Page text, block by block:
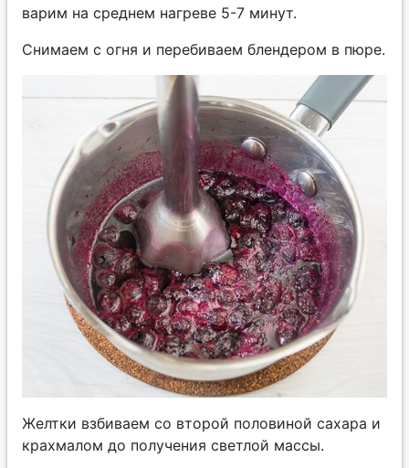
варим на среднем нагреве 5-7 минут.
Снимаем с огня и перебиваем блендером в пюре.
Желтки взбиваем со второй половиной сахара и
крахмалом до получения светлой массы.